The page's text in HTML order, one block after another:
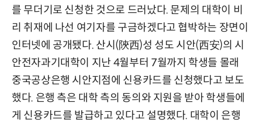
를 무더기로 신청한 것으로 드러났다. 문제의 대학이 비
리 취재에 나선 여기자를 구금하겠다고 협박하는 장면이
인터넷에 공개됐다. 산시(陝西)성 성도 시안(西安)의 시
안전자과기대학이 지난 4월부터 7월까지 학생들 몰래
중국공상은행 시안지점에 신용카드를 신청했다고 보도
했다. 은행 측은 대학 측의 동의와 지원을 받아 학생들에
게 신용카드를 발급하고 있다고 설명했다. 대학이 은행